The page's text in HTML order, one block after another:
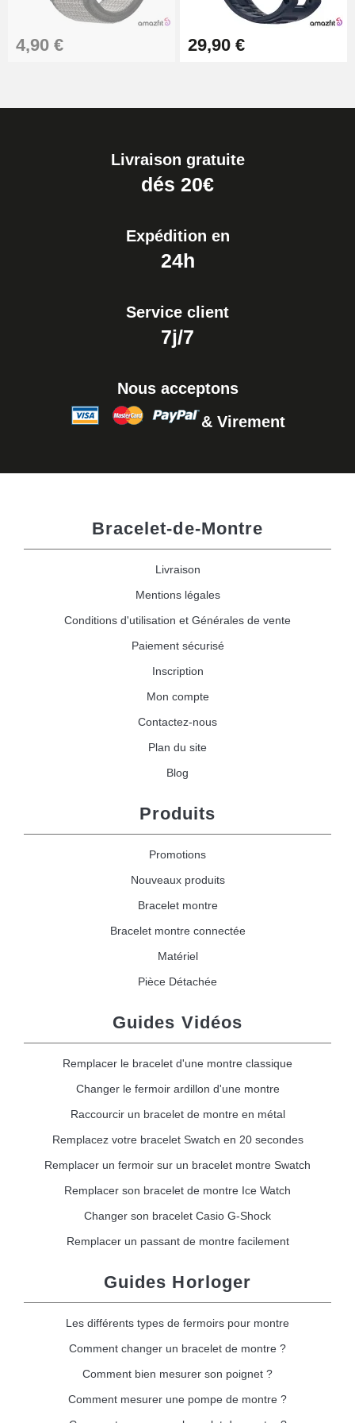
4,90 € 29,90 €
Livraison gratuite
dés 20€
Expédition en
24h
Service client
7j/7
Nous acceptons
& Virement
Bracelet-de-Montre
Livraison
Mentions légales
Conditions d'utilisation et Générales de vente
Paiement sécurisé
Inscription
Mon compte
Contactez-nous
Plan du site
Blog
Produits
Promotions
Nouveaux produits
Bracelet montre
Bracelet montre connectée
Matériel
Pièce Détachée
Guides Vidéos
Remplacer le bracelet d'une montre classique
Changer le fermoir ardillon d'une montre
Raccourcir un bracelet de montre en métal
Remplacez votre bracelet Swatch en 20 secondes
Remplacer un fermoir sur un bracelet montre Swatch
Remplacer son bracelet de montre Ice Watch
Changer son bracelet Casio G-Shock
Remplacer un passant de montre facilement
Guides Horloger
Les différents types de fermoirs pour montre
Comment changer un bracelet de montre ?
Comment bien mesurer son poignet ?
Comment mesurer une pompe de montre ?